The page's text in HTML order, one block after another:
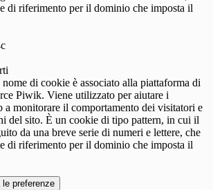
di riferimento per il dominio che imposta il
nome di cookie è associato alla piattaforma di
Piwik. Viene utilizzato per aiutare i
a monitorare il comportamento dei visitatori e
del sito. È un cookie di tipo pattern, in cui il
da una breve serie di numeri e lettere, che
di riferimento per il dominio che imposta il
le preferenze